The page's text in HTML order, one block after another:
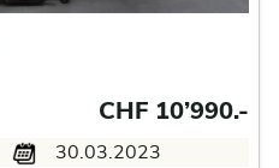
CHF 10’990.-
30.03.2023